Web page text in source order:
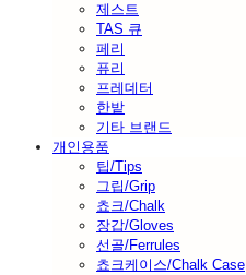
제스트
TAS 큐
페리
퓨리
프레데터
한밭
기타 브랜드
개인용품
팁/Tips
그립/Grip
쵸크/Chalk
장갑/Gloves
선골/Ferrules
쵸크케이스/Chalk Case